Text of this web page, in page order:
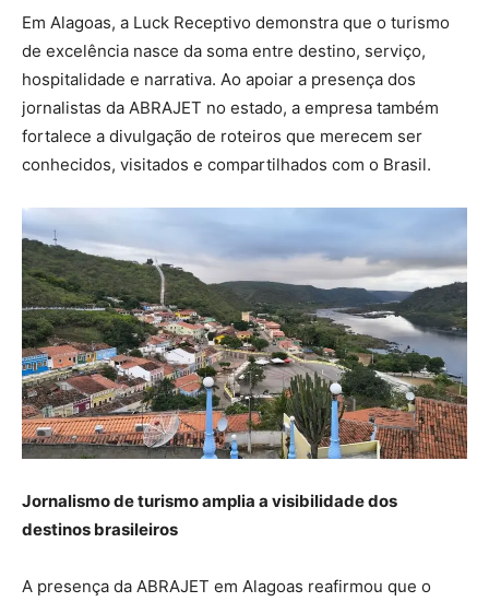
Em Alagoas, a Luck Receptivo demonstra que o turismo
de excelência nasce da soma entre destino, serviço,
hospitalidade e narrativa. Ao apoiar a presença dos
jornalistas da ABRAJET no estado, a empresa também
fortalece a divulgação de roteiros que merecem ser
conhecidos, visitados e compartilhados com o Brasil.
Jornalismo de turismo amplia a visibilidade dos
destinos brasileiros
A presença da ABRAJET em Alagoas reafirmou que o